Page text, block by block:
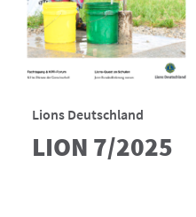
Lions Deutschland
LION 7/2025